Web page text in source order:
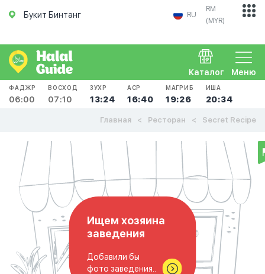
Букит Бинтанг RU
RM
(MYR)
Меню
Каталог
ФАДЖР
06:00
ВОСХОД
07:10
ЗУХР
13:24
АСР
16:40
МАГРИБ
19:26
ИША
20:34
Главная Ресторан Secret Recipe
Ищем хозяина
заведения
Добавили бы
фото заведения..